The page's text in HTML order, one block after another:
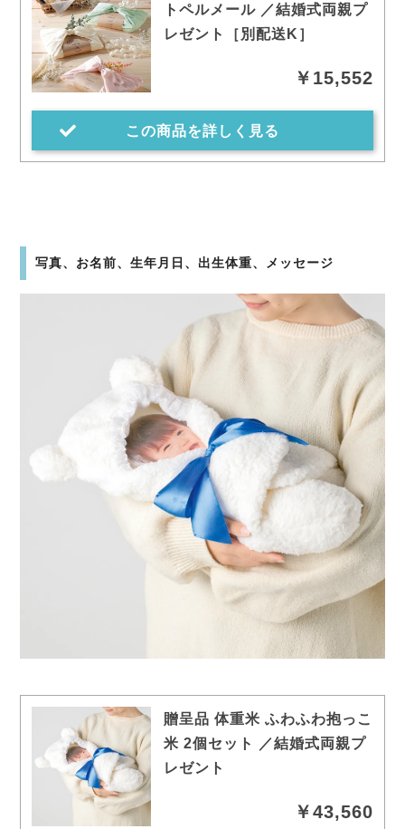
トペルメール ／結婚式両親プ
レゼント［別配送K］
￥15,552
この商品を詳しく見る
写真、お名前、生年月日、出生体重、メッセージ
贈呈品 体重米 ふわふわ抱っこ
米 2個セット ／結婚式両親プ
レゼント
￥43,560